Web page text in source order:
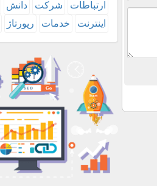
ارتباطات شركت دانش
اینترنت
خدمات رپورتاژ